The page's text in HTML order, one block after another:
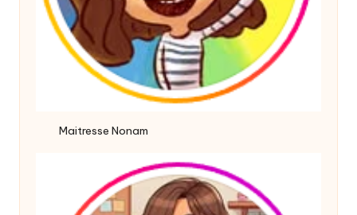
Maitresse Nonam